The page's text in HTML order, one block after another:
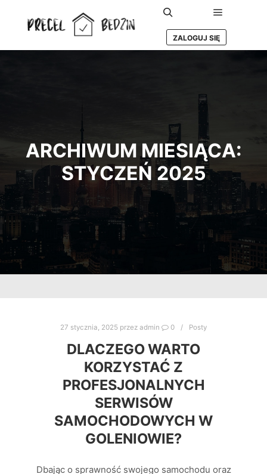
Szukaj Główne
ZALOGUJ SIĘ
ARCHIWUM MIESIĄCA:
STYCZEŃ 2025
27 stycznia, 2025 przez admin 0 Posty
DLACZEGO WARTO
KORZYSTAĆ Z
PROFESJONALNYCH
SERWISÓW
SAMOCHODOWYCH W
GOLENIOWIE?
Dbając o sprawność swojego samochodu oraz